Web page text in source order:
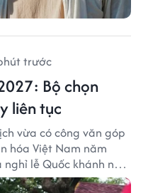
trước
Bộ chọn
liên tục
vừa có công văn góp
hóa Việt Nam năm
lễ Quốc khánh năm